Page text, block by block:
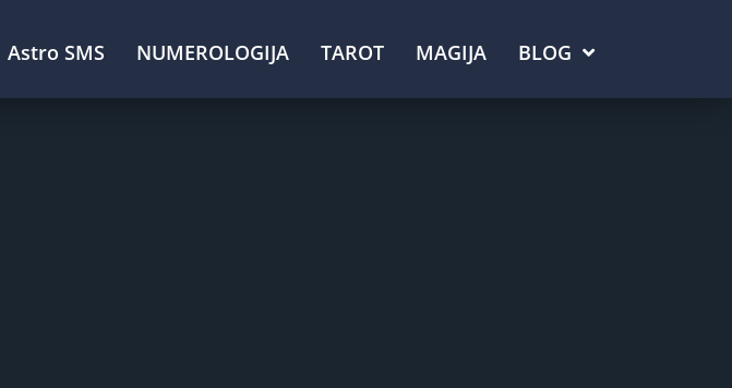
Astro SMS NUMEROLOGIJA TAROT MAGIJA BLOG